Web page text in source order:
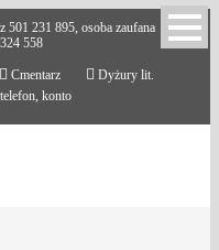
501 231 895, osoba zaufana
558
Cmentarz
Dyżury lit.
konto